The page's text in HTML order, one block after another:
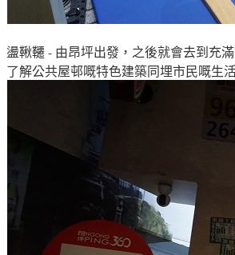
盪鞦韆 - 由昂坪出發 ，之後就會去到充滿
了解公共屋邨嘅特色建築同埋市民嘅生